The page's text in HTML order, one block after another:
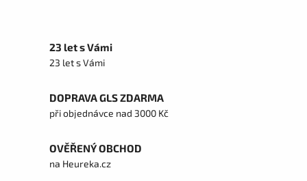
23 let s Vámi
23 let s Vámi
DOPRAVA GLS ZDARMA
při objednávce nad 3000 Kč
OVĚŘENÝ OBCHOD
na Heureka.cz